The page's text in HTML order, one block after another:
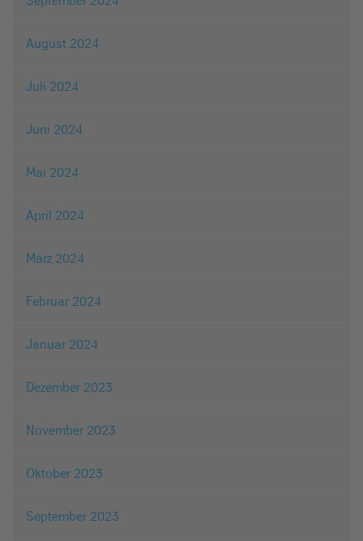
August 2024
Juli 2024
Juni 2024
Mai 2024
April 2024
März 2024
Februar 2024
Januar 2024
Dezember 2023
November 2023
Oktober 2023
September 2023